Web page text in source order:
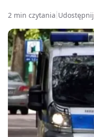
2 min czytania Udostępnij